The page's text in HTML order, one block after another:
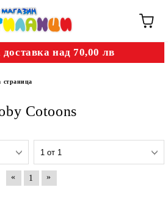
доставка над 70,00 лв
страница
Cotoons
« 1
»